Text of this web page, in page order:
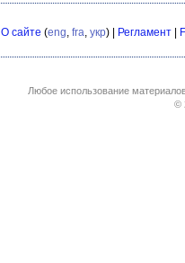
О сайте (eng, fra, укр) | Регламент
Любое использование
©